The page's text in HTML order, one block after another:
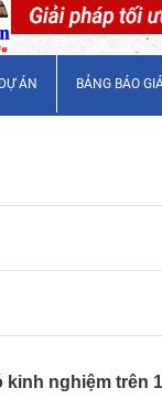
ÁN BẢNG BÁO
kinh nghiệm trên